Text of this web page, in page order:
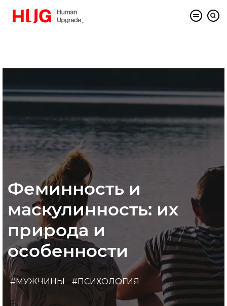
Феминность и
маскулинность: их
природа и
особенности
#МУЖЧИНЫ #ПСИХОЛОГИЯ